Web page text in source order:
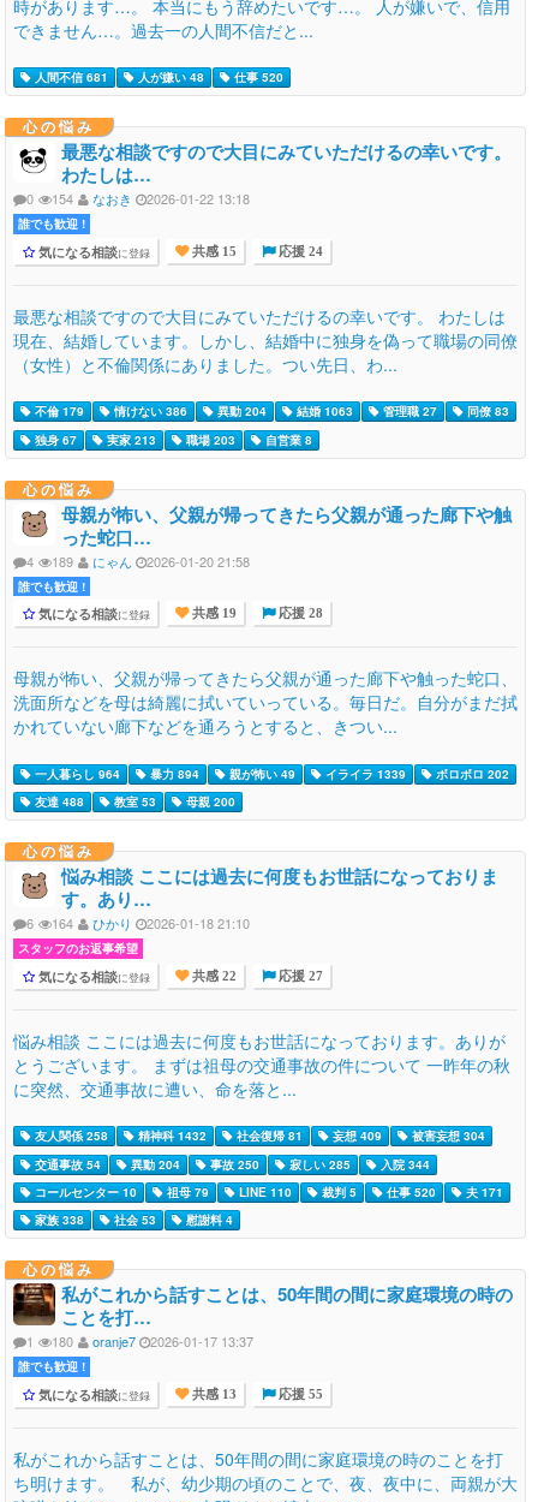
時があります…。 本当にもう辞めたいです…。 人が嫌いで、信用
できません…。過去一の人間不信だと...
人間不信 681 人が嫌い 48 仕事 520
心の悩み
最悪な相談ですので大目にみていただけるの幸いです。
わたしは…
0 154 なおき 2026-01-22 13:18
誰でも歓迎 !
気になる相談に登録 共感 15 応援 24
最悪な相談ですので大目にみていただけるの幸いです。 わたしは
現在、結婚しています。しかし、結婚中に独身を偽って職場の同僚
（女性）と不倫関係にありました。つい先日、わ...
不倫 179 情けない 386 異動 204 結婚 1063 管理職 27
同僚 83
独身 67
実家 213 職場 203 自営業 8
心の悩み
母親が怖い、父親が帰ってきたら父親が通った廊下や触
った蛇口…
4 189 にゃん 2026-01-20 21:58
誰でも歓迎 !
気になる相談に登録 共感 19 応援 28
母親が怖い、父親が帰ってきたら父親が通った廊下や触った蛇口、
洗面所などを母は綺麗に拭いていっている。毎日だ。自分がまだ拭
かれていない廊下などを通ろうとすると、きつい...
一人暮らし 964 暴力 894 親が怖い 49 イライラ 1339
ボロボロ 202
友達 488
教室 53 母親 200
心の悩み
悩み相談 ここには過去に何度もお世話になっておりま
す。あり…
6 164 ひかり 2026-01-18 21:10
スタッフのお返事希望
気になる相談に登録 共感 22 応援 27
悩み相談 ここには過去に何度もお世話になっております。ありが
とうございます。 まずは祖母の交通事故の件について 一昨年の秋
に突然、交通事故に遭い、命を落と...
友人関係 258 精神科 1432 社会復帰 81 妄想 409
被害妄想 304
交通事故 54
異動 204 事故 250 寂しい 285
入院 344
コールセンター 10
祖母 79 LINE 110 裁判 5 仕事 520
夫 171
家族 338
社会 53 慰謝料 4
心の悩み
私がこれから話すことは、50年間の間に家庭環境の時の
ことを打…
1 180 oranje7 2026-01-17 13:37
誰でも歓迎 !
気になる相談に登録 共感 13 応援 55
私がこれから話すことは、50年間の間に家庭環境の時のことを打
ち明けます。 私が、幼少期の頃のことで、夜、夜中に、両親が大